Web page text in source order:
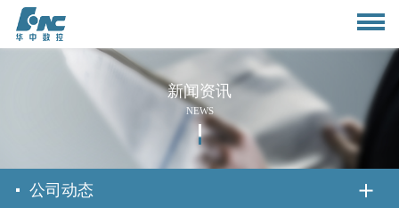
首页
新闻资讯
NEWS
公司动态